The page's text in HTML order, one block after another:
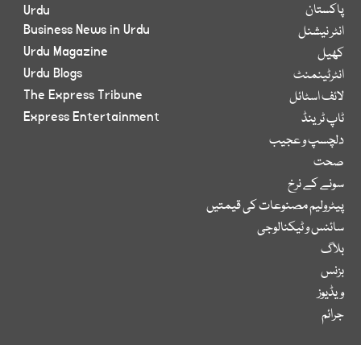
پاکستان
انٹر نیشنل
کھیل
انٹرٹینمنٹ
لائف اسٹائل
ٹاپ ٹرینڈ
دلچسپ و عجیب
صحت
سونے کے نرخ
پیٹرولیم مصنوعات کی قیمتیں
سائنس و ٹیکنالوجی
بلاگ
بزنس
ویڈیوز
جرائم
Urdu
Business News in Urdu
Urdu Magazine
Urdu Blogs
The Express Tribune
Express Entertainment